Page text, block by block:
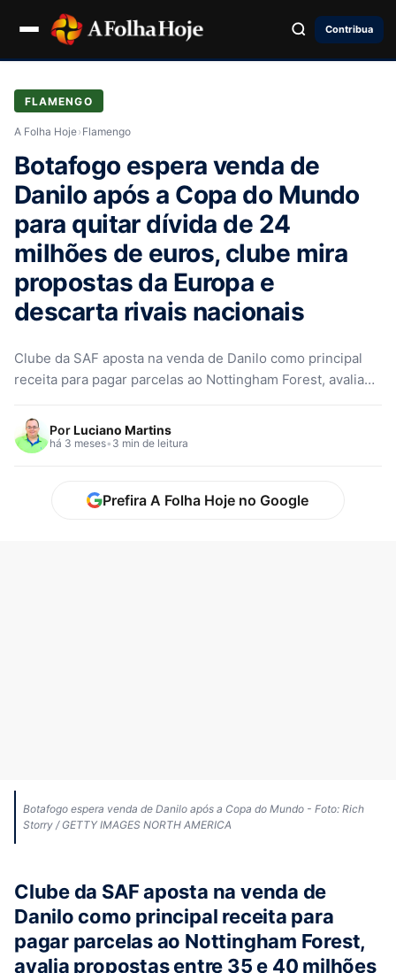
Contribua
FLAMENGO
A Folha Hoje› Flamengo
Botafogo espera venda de
Danilo após a Copa do Mundo
para quitar dívida de 24
milhões de euros, clube mira
propostas da Europa e
descarta rivais nacionais
Clube da SAF aposta na venda de Danilo como principal
receita para pagar parcelas ao Nottingham Forest, avalia
PorLuciano Martins
há 3 meses• 3 min de leitura
Prefira A Folha Hoje no Google
Botafogo espera venda de Danilo após a Copa do Mundo - Foto: Rich
Storry / GETTY IMAGES NORTH AMERICA
Clube da SAF aposta na venda de
Danilo como principal receita para
pagar parcelas ao Nottingham Forest,
avalia propostas entre 35 e 40 milhões